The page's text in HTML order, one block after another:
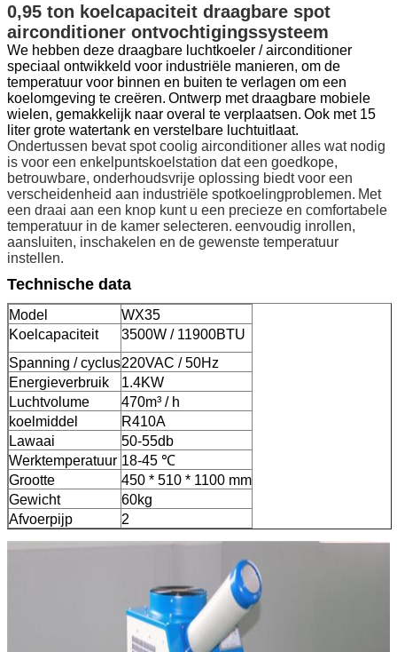
0,95 ton koelcapaciteit draagbare spot
airconditioner ontvochtigingssysteem
We hebben deze draagbare luchtkoeler / airconditioner
speciaal ontwikkeld voor industriële manieren, om de
temperatuur voor binnen en buiten te verlagen om een ​​
koelomgeving te creëren. Ontwerp met draagbare mobiele
wielen, gemakkelijk naar overal te verplaatsen. Ook met 15
liter grote watertank en verstelbare luchtuitlaat.
Ondertussen bevat spot coolig airconditioner alles wat nodig
is voor een enkelpuntskoelstation dat een goedkope,
betrouwbare, onderhoudsvrije oplossing biedt voor een
verscheidenheid aan industriële spotkoelingproblemen. Met
een draai aan een knop kunt u een precieze en comfortabele
temperatuur in de kamer selecteren. eenvoudig inrollen,
aansluiten, inschakelen en de gewenste temperatuur
instellen.
Technische data
Model
WX35
Koelcapaciteit
3500W / 11900BTU
Spanning / cyclus220VAC / 50Hz
Energieverbruik
1.4KW
Luchtvolume
470m³ / h
koelmiddel
R410A
Lawaai
50-55db
Werktemperatuur 18-45 ℃
Grootte
450 * 510 * 1100 mm
Gewicht
60kg
Afvoerpijp
2